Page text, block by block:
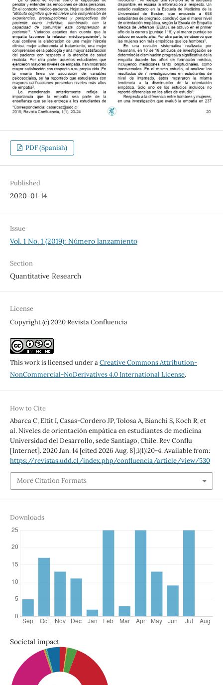
PDF (Spanish)
Published
2020-01-14
Issue
Vol. 1 No. 1 (2019): Número lanzamiento
Section
Quantitative Research
License
Copyright (c) 2020 Revista Confluencia
This work is licensed under aCreative Commons Attribution-
NonCommercial-NoDerivatives 4.0 International License.
How to Cite
Abarca C, Eltit I, Casas-Cordero JP, Tolosa A, Bianchi S, Koch R, et
al. Niveles de orientación empática en estudiantes de medicina
Universidad del Desarrollo, sede Santiago, Chile. Rev Conflu
[Internet]. 2020 Jan. 14 [cited 2026 Aug. 8];1(1):20-4. Available from:
https://revistas.udd.cl/index.php/confluencia/article/view/530
More Citation Formats
Downloads
Societal impact